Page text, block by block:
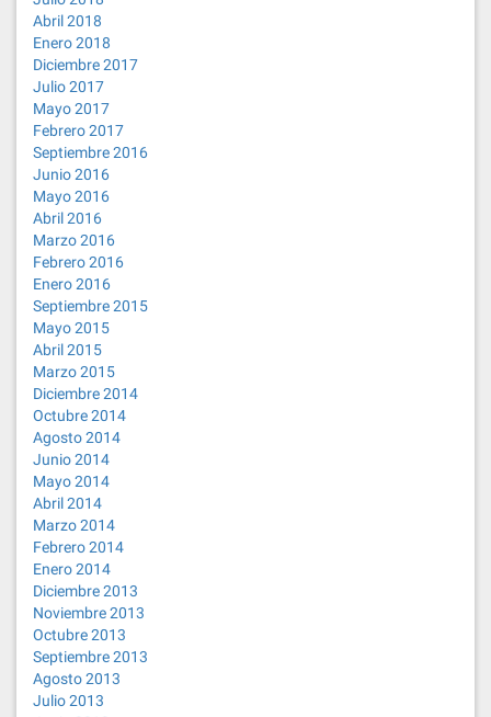
Abril 2018
Enero 2018
Diciembre 2017
Julio 2017
Mayo 2017
Febrero 2017
Septiembre 2016
Junio 2016
Mayo 2016
Abril 2016
Marzo 2016
Febrero 2016
Enero 2016
Septiembre 2015
Mayo 2015
Abril 2015
Marzo 2015
Diciembre 2014
Octubre 2014
Agosto 2014
Junio 2014
Mayo 2014
Abril 2014
Marzo 2014
Febrero 2014
Enero 2014
Diciembre 2013
Noviembre 2013
Octubre 2013
Septiembre 2013
Agosto 2013
Julio 2013